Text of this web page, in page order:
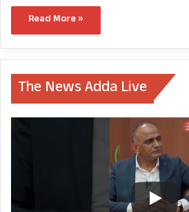
Read More »
The News Adda Live